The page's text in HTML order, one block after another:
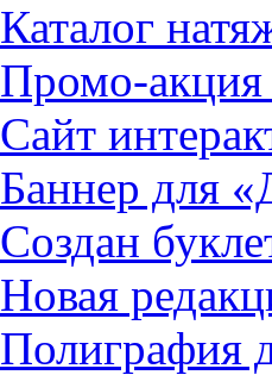
Каталог
Промо-
Сайт
Баннер для
Создан
Новая
Полиграфия